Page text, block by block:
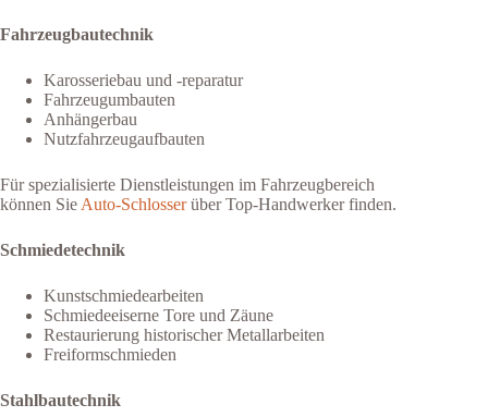
Fahrzeugbautechnik
Karosseriebau und -reparatur
Fahrzeugumbauten
Anhängerbau
Nutzfahrzeugaufbauten
Für spezialisierte Dienstleistungen im Fahrzeugbereich
können Sie Auto-Schlosserüber Top-Handwerker finden.
Schmiedetechnik
Kunstschmiedearbeiten
Schmiedeeiserne Tore und Zäune
Restaurierung historischer Metallarbeiten
Freiformschmieden
Stahlbautechnik